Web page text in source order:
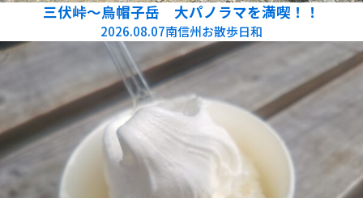
三伏峠～烏帽子岳 大パノラマを満喫！！
2026.08.07南信州お散歩日和